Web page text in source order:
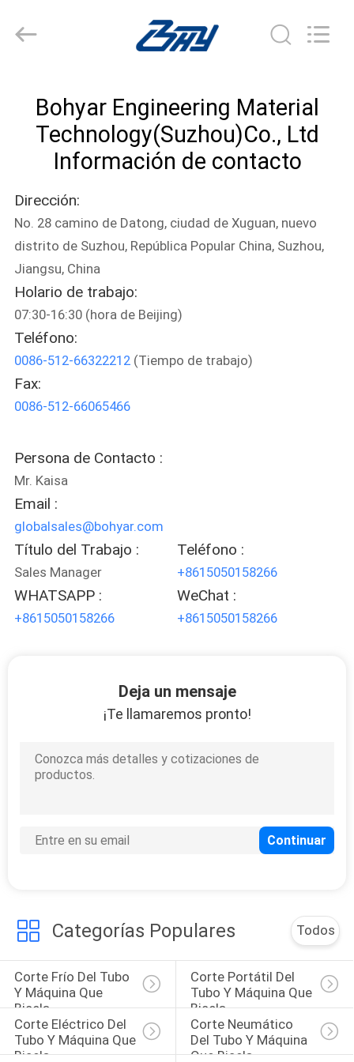
PRODUCTOS
NOSOTROS
VIAJE
DE
LA
FÁBRICA
CONTROL
CALIDAD
MAPA
DEL
SITIO
POLÍTICAS
DE
Bohyar
Engineering
Bohyar Engineering Material
Technology(Suzhou)Co., Ltd
Información de contacto
Dirección:
No. 28 camino de Datong, ciudad de Xuguan, nuevo
distrito de Suzhou, República Popular China, Suzhou,
Jiangsu, China
Holario de trabajo:
07:30-16:30 (hora de Beijing)
Teléfono:
0086-512-66322212(Tiempo de trabajo)
Fax:
0086-512-66065466
Persona de Contacto :
Mr. Kaisa
Email :
globalsales@bohyar.com
Título del Trabajo :
Sales Manager
Teléfono :
+8615050158266
WHATSAPP :
+8615050158266
WeChat :
+8615050158266
Deja un mensaje
¡Te llamaremos pronto!
Categorías Populares Todos
Corte Frío Del Tubo
Y Máquina Que
Bisela
Corte Portátil Del
Tubo Y Máquina Que
Bisela
Corte Eléctrico Del
Tubo Y Máquina Que
Bisela
Corte Neumático
Del Tubo Y Máquina
Que Bisela